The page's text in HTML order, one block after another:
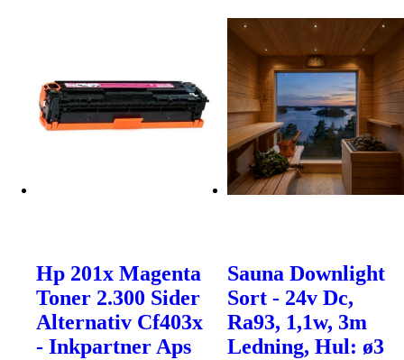
Hp 201x Magenta
Toner 2.300 Sider
Alternativ Cf403x
- Inkpartner Aps
Sauna Downlight
Sort - 24v Dc,
Ra93, 1,1w, 3m
Ledning, Hul: ø3